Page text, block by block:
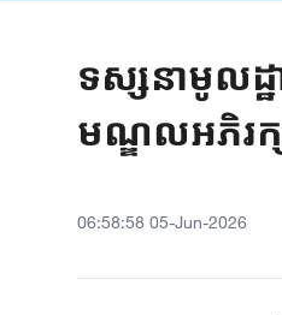
ទស្សនាមូលដ្
មណ្ឌលអភិរក្ស
06:58:58 05-Jun-2026